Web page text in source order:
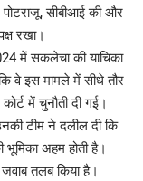
सीबीआई की और
रखा।
में सकलेचा की याचिका
वे इस मामले में सीधे तौर
में चुनौती दी गई।
टीम ने दलील दी कि
भूमिका अहम होती है।
तलब किया है।